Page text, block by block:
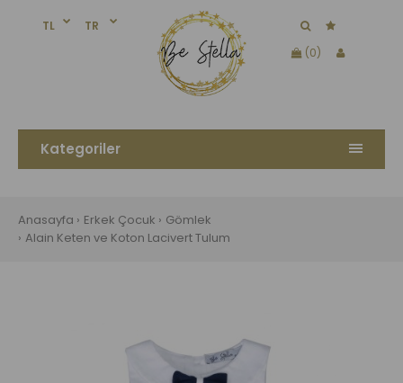
TL
TR
(0)
Kategoriler
Anasayfa Erkek Çocuk
Gömlek
Alain Keten ve Koton Lacivert Tulum